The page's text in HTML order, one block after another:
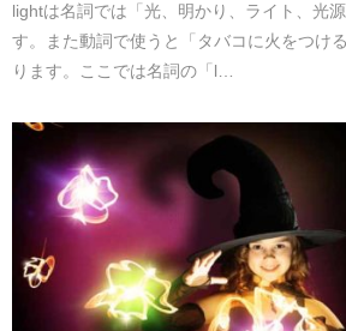
lightは名詞では「光、明かり、ライト、光
す。また動詞で使うと「タバコに火をつけ
ります。ここでは名詞の「l…